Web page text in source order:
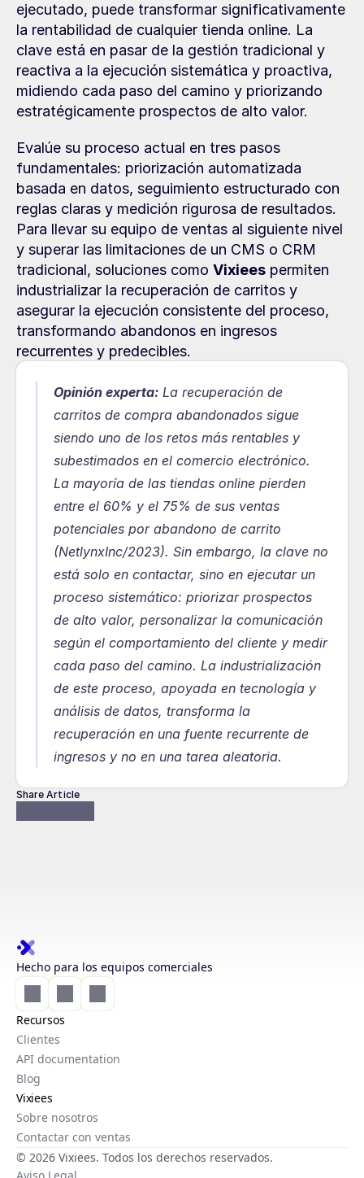
ejecutado, puede transformar significativamente
la rentabilidad de cualquier tienda online. La
clave está en pasar de la gestión tradicional y
reactiva a la ejecución sistemática y proactiva,
midiendo cada paso del camino y priorizando
estratégicamente prospectos de alto valor.
Evalúe su proceso actual en tres pasos
fundamentales: priorización automatizada
basada en datos, seguimiento estructurado con
reglas claras y medición rigurosa de resultados.
Para llevar su equipo de ventas al siguiente nivel
y superar las limitaciones de un CMS o CRM
tradicional, soluciones como Vixiees permiten
industrializar la recuperación de carritos y
asegurar la ejecución consistente del proceso,
transformando abandonos en ingresos
recurrentes y predecibles.
Opinión experta: La recuperación de
carritos de compra abandonados sigue
siendo uno de los retos más rentables y
subestimados en el comercio electrónico.
La mayoría de las tiendas online pierden
entre el 60% y el 75% de sus ventas
potenciales por abandono de carrito
(NetlynxInc/2023). Sin embargo, la clave no
está solo en contactar, sino en ejecutar un
proceso sistemático: priorizar prospectos
de alto valor, personalizar la comunicación
según el comportamiento del cliente y medir
cada paso del camino. La industrialización
de este proceso, apoyada en tecnología y
análisis de datos, transforma la
recuperación en una fuente recurrente de
ingresos y no en una tarea aleatoria.
Share Article
Hecho para los equipos comerciales
Recursos
Clientes
API documentation
Blog
Vixiees
Sobre nosotros
Contactar con ventas
© 2026 Vixiees. Todos los derechos reservados.